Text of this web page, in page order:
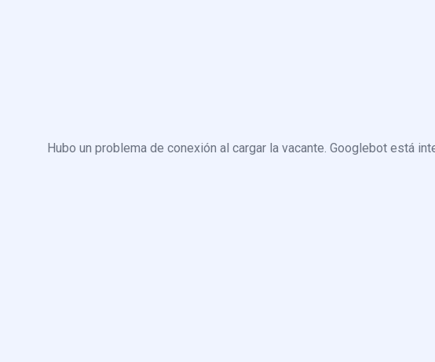
Hubo un problema de conexión al cargar la vacante. Googlebot está